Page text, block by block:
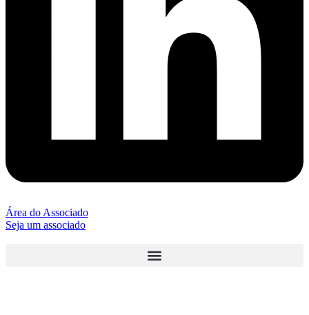
Área do Associado
Seja um associado